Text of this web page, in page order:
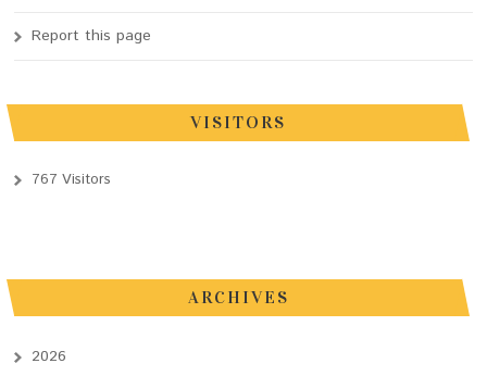
Report this page
VISITORS
767 Visitors
ARCHIVES
2026